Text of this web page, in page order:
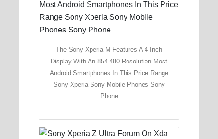
The Sony Xperia M Features A 4 Inch
Display With An 854 480 Resolution Most
Android Smartphones In This Price Range
Sony Xperia Sony Mobile Phones Sony
Phone